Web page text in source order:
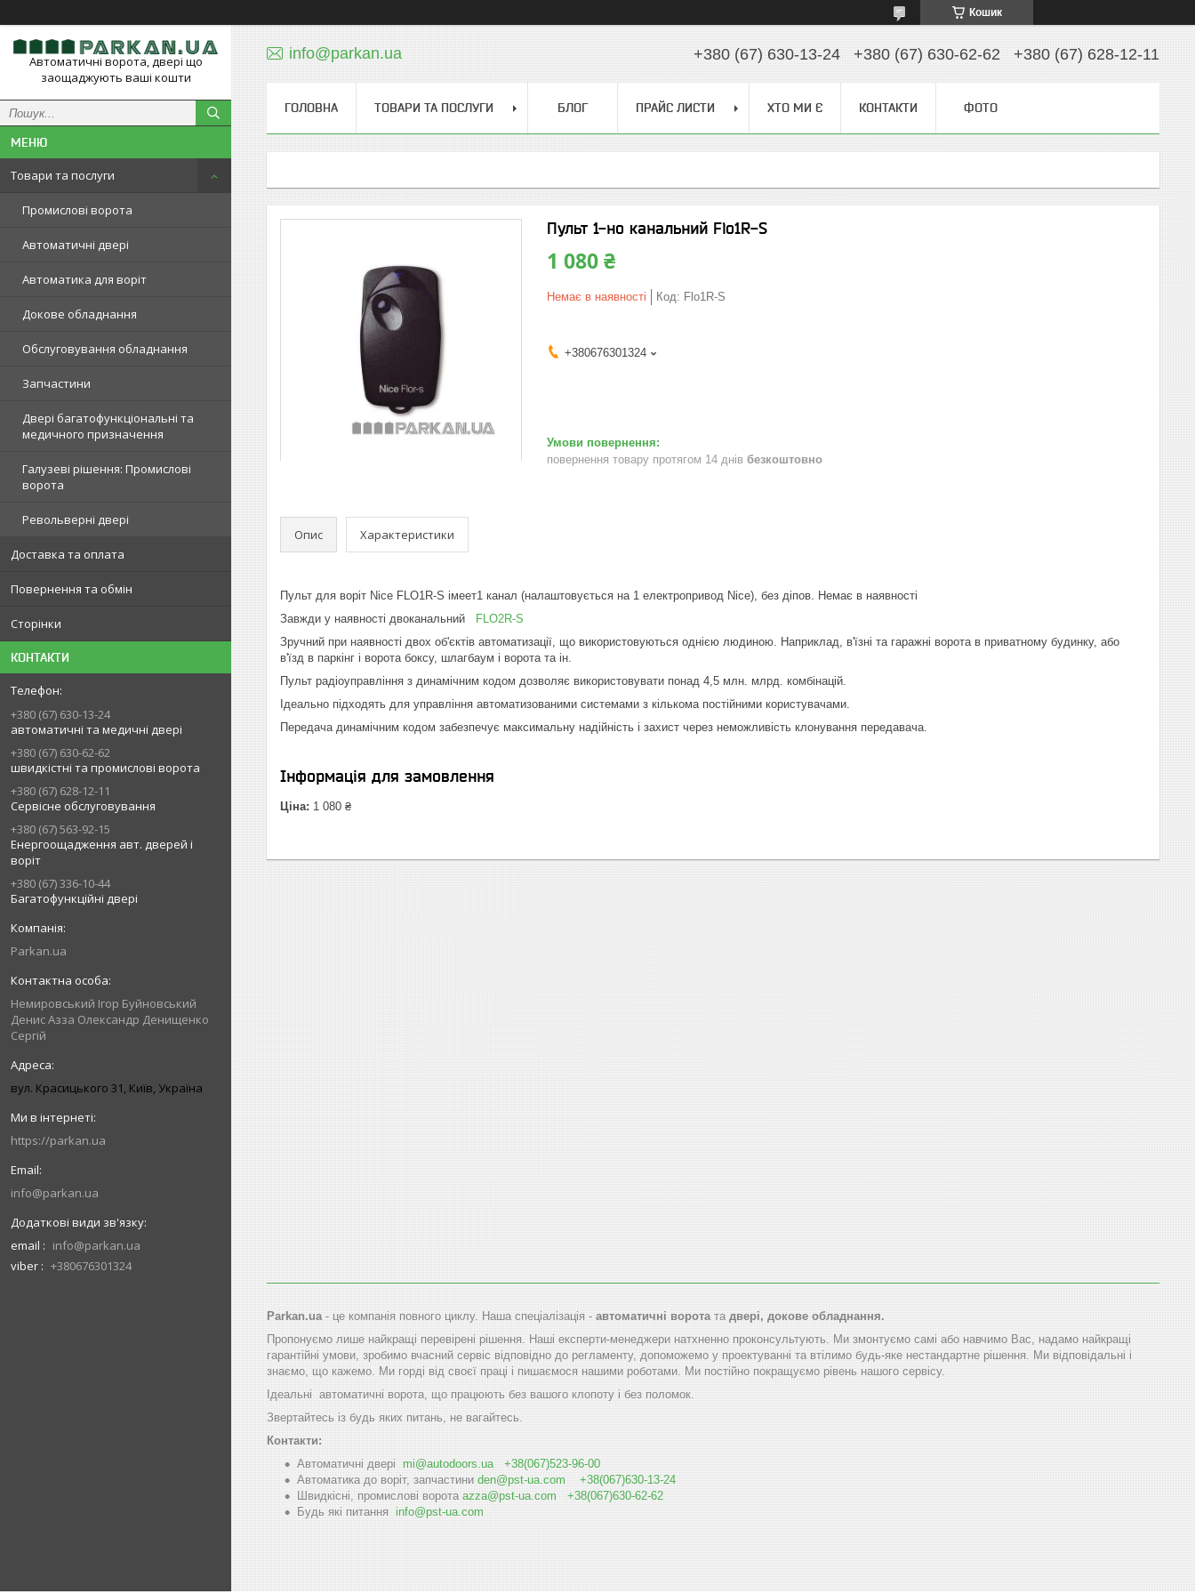
Кошик
Автоматичні ворота, двері що
заощаджують ваші кошти
Товари та послуги
Промислові ворота
Автоматичні двері
Автоматика для воріт
Докове обладнання
Обслуговування обладнання
Запчастини
Двері багатофункціональні та
медичного призначення
Галузеві рішення: Промислові
ворота
Револьверні двері
Доставка та оплата
Повернення та обмін
Сторінки
КОНТАКТИ
+380 (67) 630-13-24
автоматичні та медичні двері
+380 (67) 630-62-62
швидкістні та промислові ворота
+380 (67) 628-12-11
Сервісне обслуговування
+380 (67) 563-92-15
Енергоощадження авт. дверей і
воріт
+380 (67) 336-10-44
Багатофункційні двері
Parkan.ua
Немировський Ігор Буйновський
Денис Азза Олександр Денищенко
Сергій
вул. Красицького 31, Київ, Україна
https://parkan.ua
info@parkan.ua
email
info@parkan.ua
viber
+380676301324
info@parkan.ua +380 (67) 630-13-24 +380 (67) 630-62-62 +380 (67) 628-12-11
ГОЛОВНА ТОВАРИ ТА ПОСЛУГИ БЛОГ ПРАЙС ЛИСТИ ХТО МИ Є КОНТАКТИ ФОТО
Пульт 1-но канальний Flo1R-S
1 080 ₴
Немає в наявності Код: Flo1R-S
+380676301324
повернення товару протягом 14 днів безкоштовно
Опис Характеристики
Пульт для воріт Nice FLO1R-S імеет1 канал (налаштовується на 1 електропривод Nice), без діпов. Немає в наявності
Завжди у наявності двоканальний
FLO2R-S
Зручний при наявності двох об'єктів автоматизації, що використовуються однією людиною. Наприклад, в'їзні та гаражні ворота в приватному будинку, або
в'їзд в паркінг і ворота боксу, шлагбаум і ворота та ін.
Пульт радіоуправління з динамічним кодом дозволяє використовувати понад 4,5 млн. млрд. комбінацій.
Ідеально підходять для управління автоматизованими системами з кількома постійними користувачами.
Передача динамічним кодом забезпечує максимальну надійність і захист через неможливість клонування передавача.
Інформація для замовлення
Ціна: 1 080 ₴
Parkan.ua- це компанія повного циклу. Наша спеціалізація - автоматичні ворота та двері, докове обладнання.
Пропонуємо лише найкращі перевірені рішення. Наші експерти-менеджери натхненно проконсультують. Ми змонтуємо самі або навчимо Вас, надамо найкращі
гарантійні умови, зробимо вчасний сервіс відповідно до регламенту, допоможемо у проектуванні та втілимо будь-яке нестандартне рішення. Ми відповідальні і
знаємо, що кажемо. Ми горді від своєї праці і пишаємося нашими роботами. Ми постійно покращуємо рівень нашого сервісу.
Ідеальні автоматичні ворота, що працюють без вашого клопоту і без поломок.
Звертайтесь із будь яких питань, не вагайтесь.
Контакти:
Автоматичні двері mi@autodoоrs.ua
+38(067)523-96-00
Автоматика до воріт, запчастини den@pst-ua.com
+38(067)630-13-24
Швидкісні, промислові ворота azza@pst-ua.com
+38(067)630-62-62
Будь які питання info@pst-ua.com